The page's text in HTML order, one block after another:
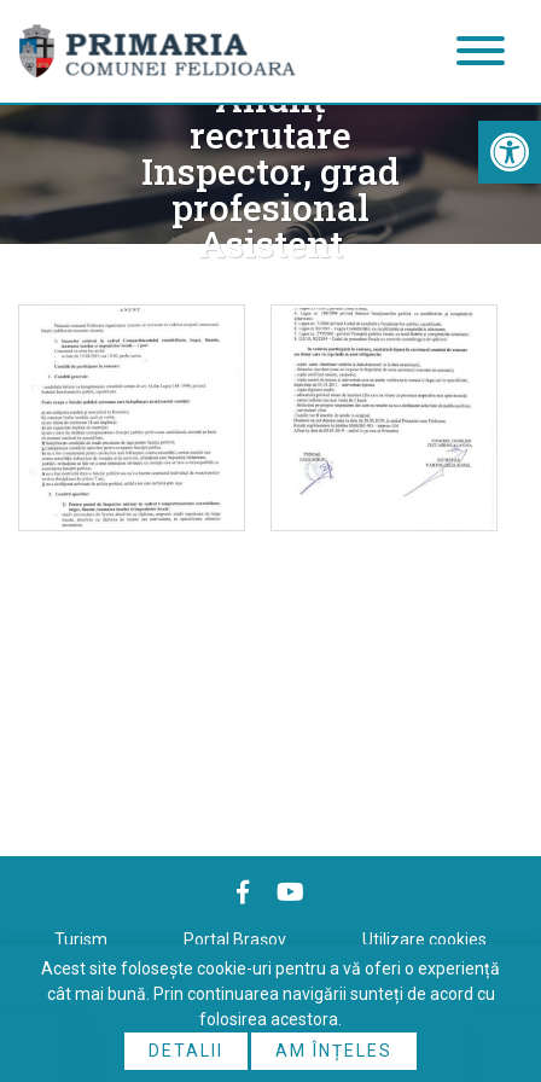
Anunţ
recrutare
Inspector, grad
profesional
Asistent
Turism Portal Braşov Utilizare cookies
Politică de confidenţialitate
Copyrights © 2026 All Rights Reserved. Powered by
Online
Acest site folosește cookie-uri pentru a vă oferi o experiență
cât mai bună. Prin continuarea navigării sunteți de acord cu
folosirea acestora.
DETALII
AM ÎNȚELES